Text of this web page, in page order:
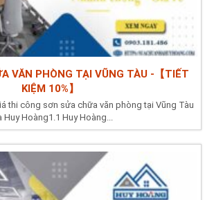
VĂN PHÒNG TẠI VŨNG TÀU -【TIẾT
KIỆM 10%】
thi công sơn sửa chữa văn phòng tại Vũng Tàu
Huy Hoàng1.1 Huy Hoàng...